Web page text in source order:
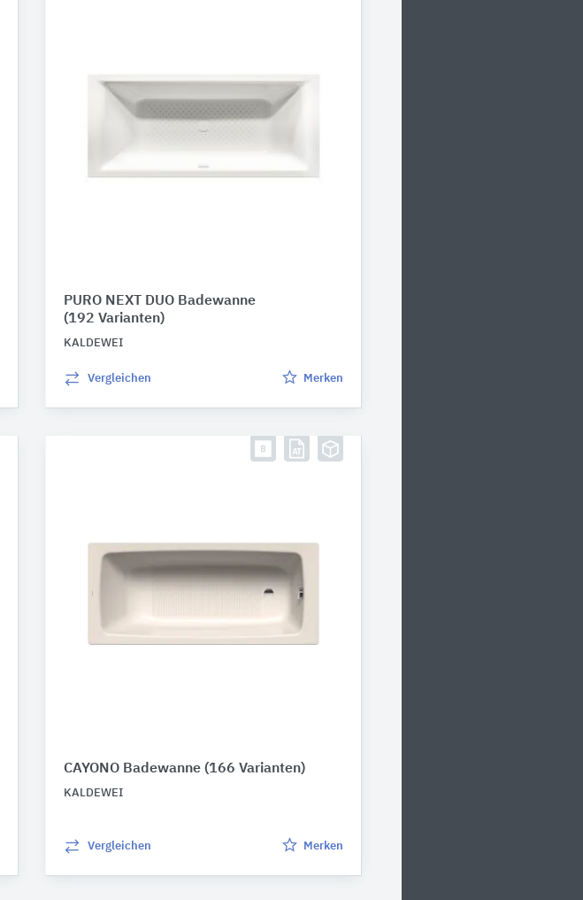
PURO NEXT DUO Badewanne
(192 Varianten)
KALDEWEI
Vergleichen Merken
CAYONO Badewanne (166 Varianten)
KALDEWEI
Vergleichen Merken